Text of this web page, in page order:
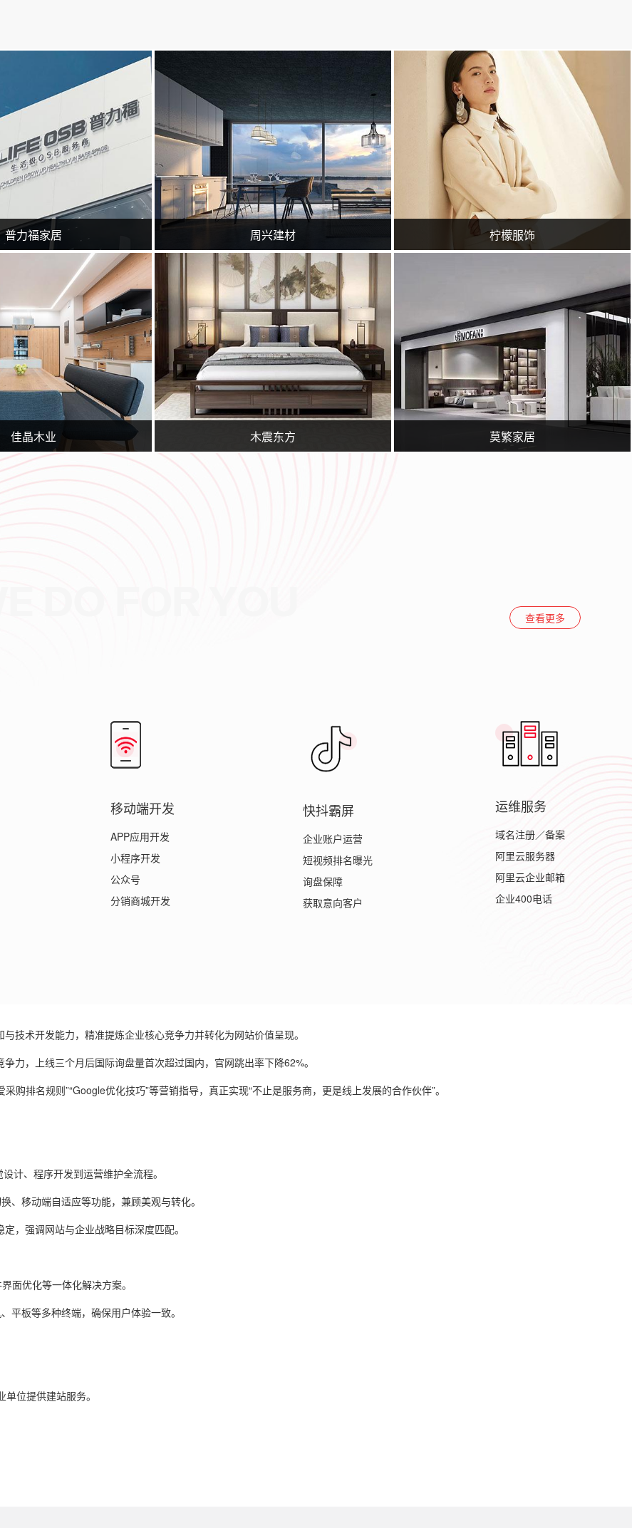
普力福家居 周兴建材 柠檬服饰
佳晶木业 木震东方 莫繁家居
查看更多
移动端开发
APP应用开发
小程序开发
公众号
分销商城开发
快抖霸屏
企业账户运营
短视频排名曝光
询盘保障
获取意向客户
运维服务
域名注册／备案
阿里云服务器
阿里云企业邮箱
企业400电话
技术开发能力，精准提炼企业核心竞争力并转化为网站价值呈现。
力，上线三个月后国际询盘量首次超过国内，官网跳出率下降62%。
购排名规则”“Google优化技巧”等营销指导，真正实现“不止是服务商，更是线上发展的合作伙伴”。
计、程序开发到运营维护全流程。
、移动端自适应等功能，兼顾美观与转化。
，强调网站与企业战略目标深度匹配。
面优化等一体化解决方案。
平板等多种终端，确保用户体验一致。
位提供建站服务。